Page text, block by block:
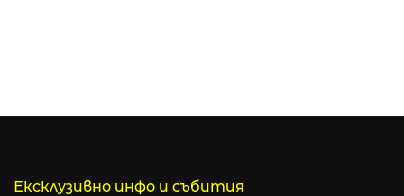
Ексклузивно инфо и събития